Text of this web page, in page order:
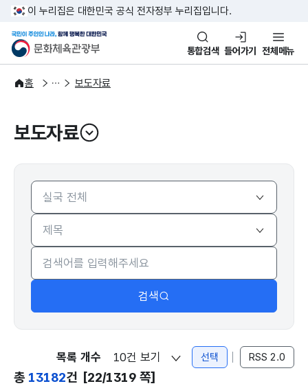
본문 바로가기
주메뉴 바로가기
이 누리집은 대한민국 공식 전자정부 누리집입니다.
문화체육관광부
국민이 주인인 나라, 함께 행복
통합검색 들어가기 전체메뉴
홈
알림·소식
보도·뉴스 보도자료
보도자료
열기
검색
총 13182건 [22/1319 쪽]
목록 개수 선택 RSS 2.0